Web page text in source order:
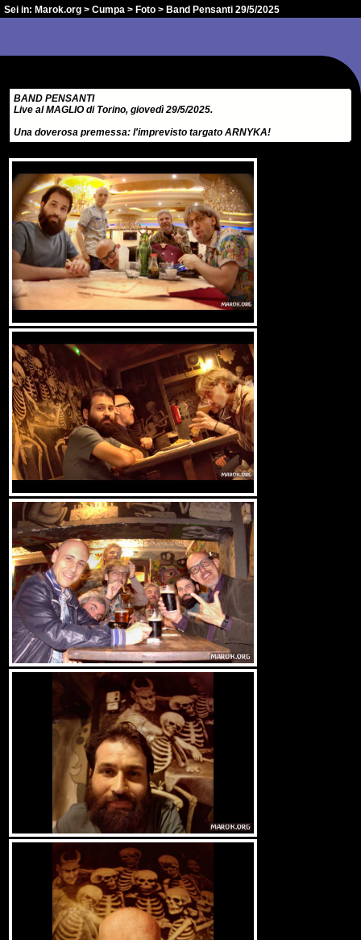
Sei in: Marok.org > Cumpa > Foto > Band Pensanti 29/5/2025
BAND PENSANTI
Live al MAGLIO di Torino, giovedì 29/5/2025.
Una doverosa premessa: l'imprevisto targato ARNYKA!